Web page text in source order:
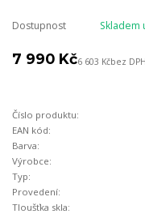
Dostupnost Skladem
7 990 Kč6 603 Kčbez DPH
Číslo produktu:
EAN kód:
Barva:
Výrobce:
Typ:
Provedení:
Tloušťka skla: